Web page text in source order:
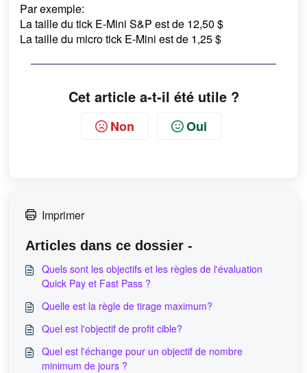
Par exemple:
La taille du tick E-Mini S&P est de 12,50 $
La taille du micro tick E-Mini est de 1,25 $
Cet article a-t-il été utile ?
Non Oui
Imprimer
Articles dans ce dossier -
Quels sont les objectifs et les règles de l'évaluation
Quick Pay et Fast Pass ?
Quelle est la règle de tirage maximum?
Quel est l'objectif de profit cible?
Quel est l'échange pour un objectif de nombre
minimum de jours ?